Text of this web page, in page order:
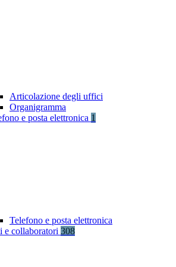
Articolazione degli uffici
Organigramma
e posta elettronica 1
Telefono e posta elettronica
e collaboratori 308